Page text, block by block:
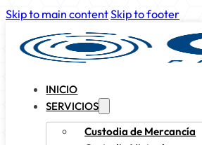
Skip to main contentSkip to footer
INICIO
SERVICIOS
Custodia de Mercancía